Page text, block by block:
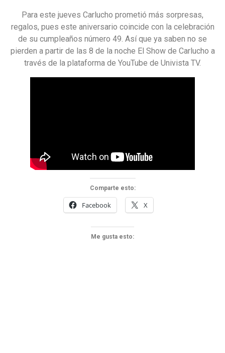
Para este jueves Carlucho prometió más sorpresas,
regalos, pues este aniversario coincide con la celebración
de su cumpleaños número 49. Así que ya saben no se
pierden a partir de las 8 de la noche El Show de Carlucho a
través de la plataforma de YouTube de Univista TV.
Comparte esto:
Facebook X
Me gusta esto: